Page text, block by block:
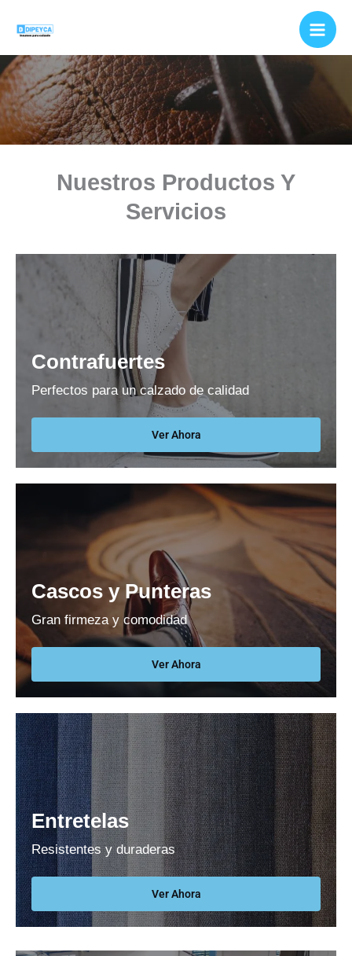
contenido
Nuestros Productos Y
Servicios
Contrafuertes
Perfectos para un calzado de calidad
Ver Ahora
Cascos y Punteras
Gran firmeza y comodidad
Ver Ahora
Entretelas
Resistentes y duraderas
Ver Ahora